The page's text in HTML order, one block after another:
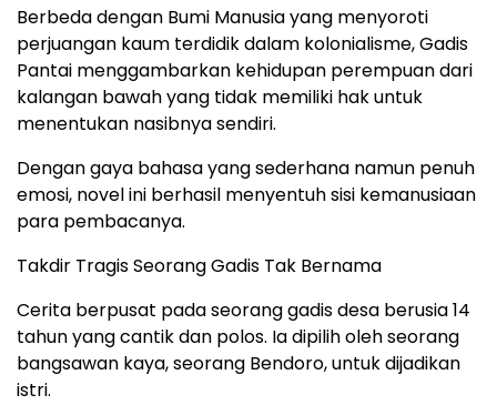
Berbeda dengan Bumi Manusia yang menyoroti
perjuangan kaum terdidik dalam kolonialisme, Gadis
Pantai menggambarkan kehidupan perempuan dari
kalangan bawah yang tidak memiliki hak untuk
menentukan nasibnya sendiri.
Dengan gaya bahasa yang sederhana namun penuh
emosi, novel ini berhasil menyentuh sisi kemanusiaan
para pembacanya.
Takdir Tragis Seorang Gadis Tak Bernama
Cerita berpusat pada seorang gadis desa berusia 14
tahun yang cantik dan polos. Ia dipilih oleh seorang
bangsawan kaya, seorang Bendoro, untuk dijadikan
istri.